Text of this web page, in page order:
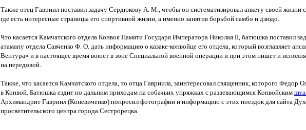
Также отец Гавриил поставил задачу Сердюкову А. М., чтобы он систематизировал анкету своей жизни
где есть интересные страницы его спортивной жизни, а именно занятия борьбой самбо и дзюдо.
Что касается Камчатского отдела Конвоя Памяти Государя Императора Николая II, батюшка поставил
атаману отдела Савченко Ф. О. дать информацию о казаке-конвойце его отдела, который возглавляет
Вентура» и в настоящее время воюет в зоне Специальной военной операции и при этом пишет и
на передовой.
Также, что касается Камчатского отдела, то отца Гавриила, заинтересовал священник, которого Федор
в Конвой. Батюшка ездит по дальним приходам на собачьих упряжках с развевающимся Конвойским
Архимандрит Гавриил (Коневиченко) попросил фотографии и информацию с этих поездок для сайта
просветительского центра города Сестрорецка.